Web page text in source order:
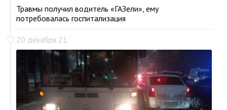
Травмы получил водитель «ГАЗели», ему
потребовалась госпитализация
20 декабря 21